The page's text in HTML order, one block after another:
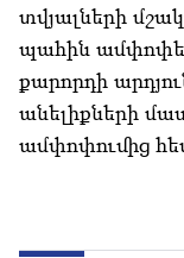
տվյալների
պահին
քարորդի
անելիքների
ամփոփումից